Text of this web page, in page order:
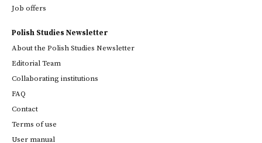
Job offers
Polish Studies Newsletter
About the Polish Studies Newsletter
Editorial Team
Collaborating institutions
FAQ
Contact
Terms of use
User manual